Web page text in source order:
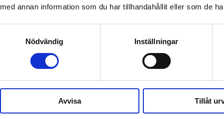
med annan information som du har tillhandahållit eller som de
Nödvändig
Inställningar
Avvisa Tillåt
Studie och forskning
Om T+